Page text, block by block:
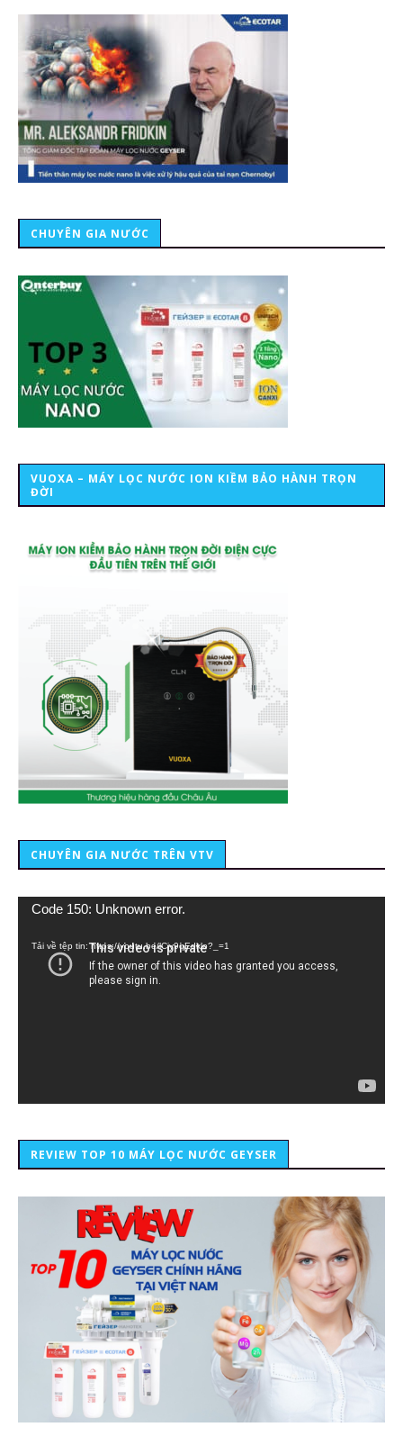
CHUYÊN GIA NƯỚC
VUOXA – MÁY LỌC NƯỚC ION KIỀM BẢO HÀNH TRỌN
ĐỜI
CHUYÊN GIA NƯỚC TRÊN VTV
Trình
Code 150: Unknown error.
Tải về tệp tin: https://youtu.be/lCiy9qEdklo?_=1
REVIEW TOP 10 MÁY LỌC NƯỚC GEYSER